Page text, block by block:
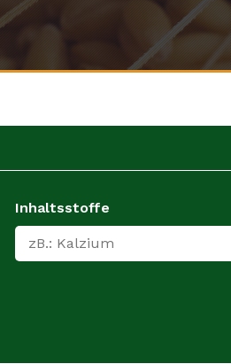
Inhaltsstoffe